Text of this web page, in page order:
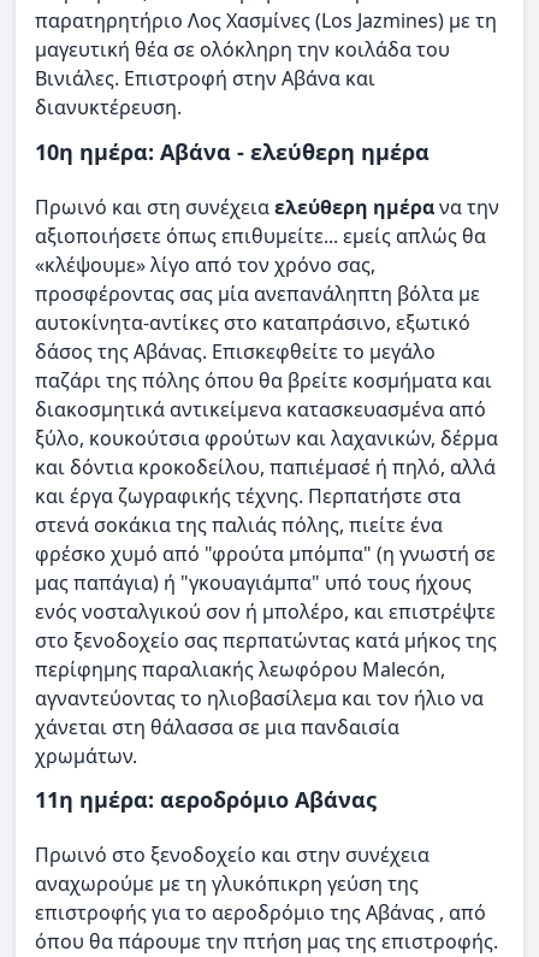
παρατηρητήριο Λος Χασμίνες (Los Jazmines) με τη
μαγευτική θέα σε ολόκληρη την κοιλάδα του
Βινιάλες. Επιστροφή στην Αβάνα και
διανυκτέρευση.
10η ημέρα: Αβάνα - ελεύθερη ημέρα
Πρωινό και στη συνέχειαελεύθερη ημέρανα την
αξιοποιήσετε όπως επιθυμείτε... εμείς απλώς θα
«κλέψουμε» λίγο από τον χρόνο σας,
προσφέροντας σας μία ανεπανάληπτη βόλτα με
αυτοκίνητα-αντίκες στο καταπράσινο, εξωτικό
δάσος της Αβάνας. Επισκεφθείτε το μεγάλο
παζάρι της πόλης όπου θα βρείτε κοσμήματα και
διακοσμητικά αντικείμενα κατασκευασμένα από
ξύλο, κουκούτσια φρούτων και λαχανικών, δέρμα
και δόντια κροκοδείλου, παπιέμασέ ή πηλό, αλλά
και έργα ζωγραφικής τέχνης. Περπατήστε στα
στενά σοκάκια της παλιάς πόλης, πιείτε ένα
φρέσκο χυμό από "φρούτα μπόμπα" (η γνωστή σε
μας παπάγια) ή "γκουαγιάμπα" υπό τους ήχους
ενός νοσταλγικού σον ή μπολέρο, και επιστρέψτε
στο ξενοδοχείο σας περπατώντας κατά μήκος της
περίφημης παραλιακής λεωφόρου Malecón,
αγναντεύοντας το ηλιοβασίλεμα και τον ήλιο να
χάνεται στη θάλασσα σε μια πανδαισία
χρωμάτων.
11η ημέρα: αεροδρόμιο Αβάνας
Πρωινό στο ξενοδοχείο και στην συνέχεια
αναχωρούμε με τη γλυκόπικρη γεύση της
επιστροφής για το αεροδρόμιο της Αβάνας , από
όπου θα πάρουμε την πτήση μας της επιστροφής.